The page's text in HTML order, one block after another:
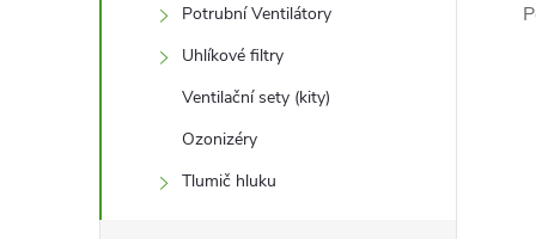
Potrubní Ventilátory
Uhlíkové filtry
Ventilační sety (kity)
Ozonizéry
Tlumič hluku